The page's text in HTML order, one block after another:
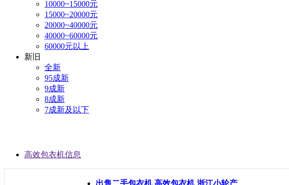
10000~15000元
15000~20000元
20000~40000元
40000~60000元
60000元以上
新旧
全新
95成新
9成新
8成新
7成新及以下
高效包衣机信息
出售二手包衣机 高效包衣机 浙江小轮产